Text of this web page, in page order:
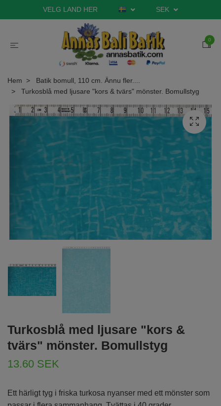
VELG LAND HER SEK
0
Hem
Batik bomull, 110 cm. Ännu fler....
Turkosblå med ljusare "kors & tvärs" mönster. Bomullstyg
Turkosblå med ljusare "kors &
tvärs" mönster. Bomullstyg
13.60 SEK
Ett härligt tyg i friska turkosa nyanser med ett mönster som